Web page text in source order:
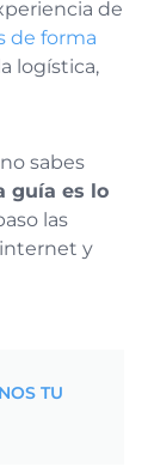
de
de forma
logística,
sabes
guía es lo
las
y
TU